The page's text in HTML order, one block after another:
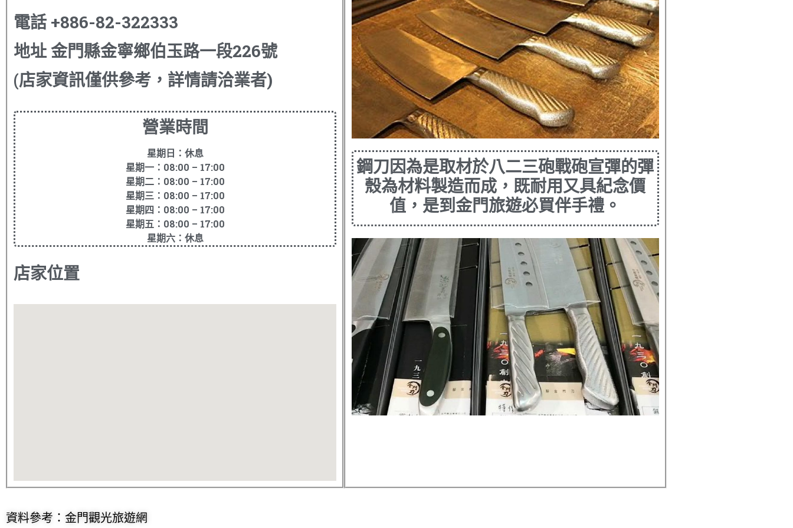
電話 +886-82-322333
地址金門縣金寧鄉伯玉路一段226號
(店家資訊僅供參考，詳情請洽業者)
營業時間
星期日：休息
星期一：08:00 – 17:00
星期二：08:00 – 17:00
星期三：08:00 – 17:00
星期四：08:00 – 17:00
星期五：08:00 – 17:00
星期六：休息
店家位置
鋼刀因為是取材於八二三砲戰砲宣彈的彈
殼為材料製造而成，既耐用又具紀念價
值，是到金門旅遊必買伴手禮。
資料參考：金門觀光旅遊網